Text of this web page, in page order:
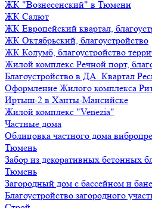
ЖК "Вознесенский" в Тюмени
ЖК Салют
ЖК Европейский квартал,
ЖК Октябрьский, благоустройство
ЖК Колумб, благоустройство
Жилой комплекс Речной порт,
Благоустройство в ДА. Квартал
Оформление Жилого комплекса
Иртыш-2 в Ханты-Мансийске
Жилой комплекс "Venezia"
Частные дома
Облицовка частного дома
Тюмень
Забор из декоративных бетонных
Тюмень
Загородный дом с бассейном и
Благоустройство загородного